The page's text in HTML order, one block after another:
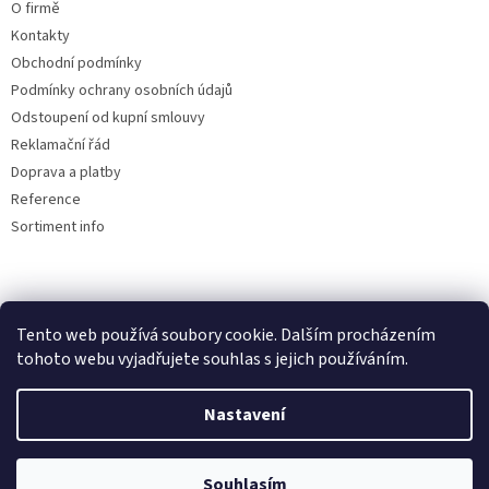
Tento web používá soubory cookie. Dalším procházením
tohoto webu vyjadřujete souhlas s jejich používáním.
Nastavení
O firmě
Kontakty
Obchodní podmínky
Podmínky ochrany osobních údajů
Odstoupení od kupní smlouvy
Reklamační řád
Doprava a platby
Reference
Sortiment info
Reklamační řád
Vytvořil Shoptet